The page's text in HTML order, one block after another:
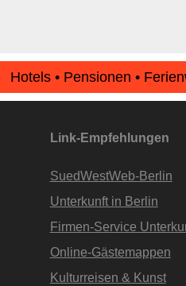
Hotels • Pensionen •
Apartments • www.Finde-
Link-Empfehlungen
SuedWestWeb-Berlin
Unterkunft in Berlin
Firmen-Service
Online-Gästemappen
Kulturreisen & Kunst